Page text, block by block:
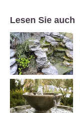
Lesen Sie auch